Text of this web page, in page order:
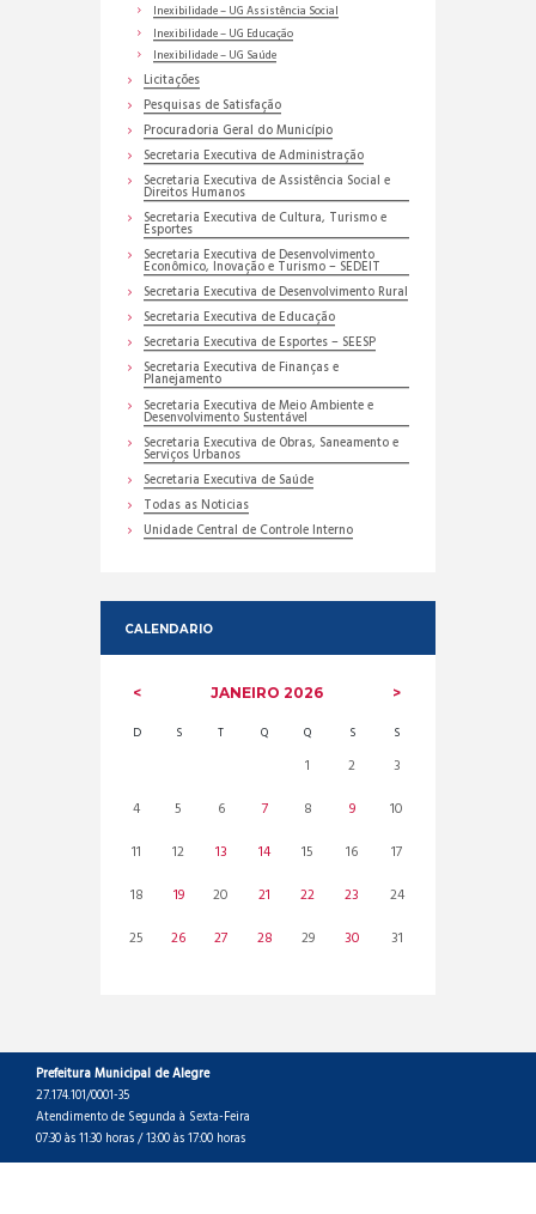
Inexibilidade – UG Assistência Social
Inexibilidade – UG Educação
Inexibilidade – UG Saúde
Licitações
Pesquisas de Satisfação
Procuradoria Geral do Município
Secretaria Executiva de Administração
Secretaria Executiva de Assistência Social e
Direitos Humanos
Secretaria Executiva de Cultura, Turismo e
Esportes
Secretaria Executiva de Desenvolvimento
Econômico, Inovação e Turismo – SEDEIT
Secretaria Executiva de Desenvolvimento Rural
Secretaria Executiva de Educação
Secretaria Executiva de Esportes – SEESP
Secretaria Executiva de Finanças e
Planejamento
Secretaria Executiva de Meio Ambiente e
Desenvolvimento Sustentável
Secretaria Executiva de Obras, Saneamento e
Serviços Urbanos
Secretaria Executiva de Saúde
Todas as Noticias
Unidade Central de Controle Interno
CALENDARIO
JANEIRO 2026
D S T Q Q S S
1 2
3
4
5 6 7 8 9
10
11
12 13 14 15 16
17
18
19 20 21 22 23
24
25
26 27 28 29 30 31
Prefeitura Municipal de Alegre
27.174.101/0001-35
Atendimento de Segunda à Sexta-Feira
07:30 às 11:30 horas / 13:00 às 17:00 horas